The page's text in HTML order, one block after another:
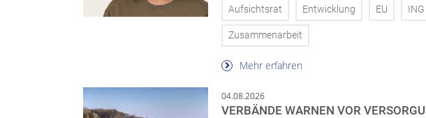
Aufsichtsrat Entwicklung EU ING
Zusammenarbeit
Mehr erfahren
04.08.2026
VERBÄNDE WARNEN VOR